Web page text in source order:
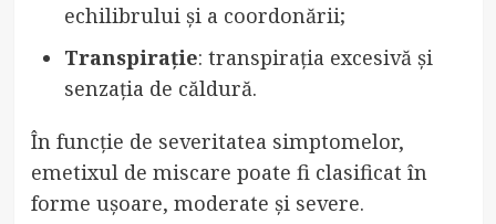
echilibrului și a coordonării;
Transpirație: transpirația excesivă și
senzația de căldură.
În funcție de severitatea simptomelor,
emetixul de miscare poate fi clasificat în
forme ușoare, moderate și severe.